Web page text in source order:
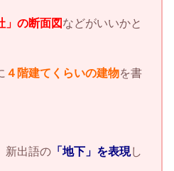
」の断面図 などがいいかと
４階建てくらいの建物を書
新出語の 「地下」を表現し